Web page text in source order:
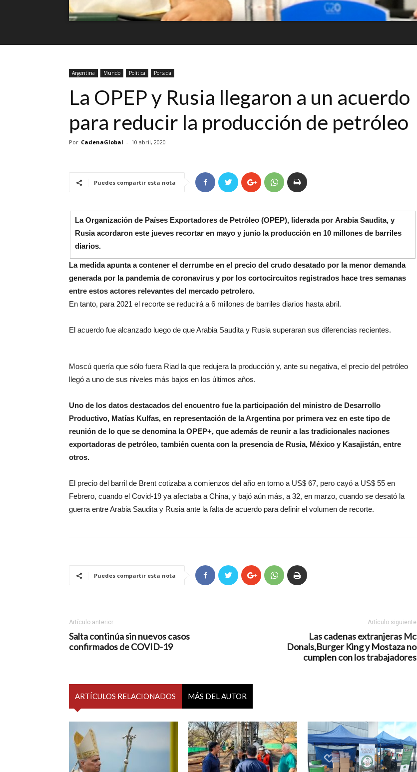
Argentina Mundo Política Portada
La OPEP y Rusia llegaron a un acuerdo
para reducir la producción de petróleo
Por CadenaGlobal - 10 abril, 2020
Puedes compartir esta nota
La Organización de Países Exportadores de Petróleo (OPEP), liderada por Arabia Saudita, y
Rusia acordaron este jueves recortar en mayo y junio la producción en 10 millones de barriles
diarios.
La medida apunta a contener el derrumbe en el precio del crudo desatado por la menor demanda
generada por la pandemia de coronavirus y por los cortocircuitos registrados hace tres semanas
entre estos actores relevantes del mercado petrolero.
En tanto, para 2021 el recorte se reducirá a 6 millones de barriles diarios hasta abril.
El acuerdo fue alcanzado luego de que Arabia Saudita y Rusia superaran sus diferencias recientes.
Moscú quería que sólo fuera Riad la que redujera la producción y, ante su negativa, el precio del petróleo
llegó a uno de sus niveles más bajos en los últimos años.
Uno de los datos destacados del encuentro fue la participación del ministro de Desarrollo
Productivo, Matías Kulfas, en representación de la Argentina por primera vez en este tipo de
reunión de lo que se denomina la OPEP+, que además de reunir a las tradicionales naciones
exportadoras de petróleo, también cuenta con la presencia de Rusia, México y Kasajistán, entre
otros.
El precio del barril de Brent cotizaba a comienzos del año en torno a US$ 67, pero cayó a US$ 55 en
Febrero, cuando el Covid-19 ya afectaba a China, y bajó aún más, a 32, en marzo, cuando se desató la
guerra entre Arabia Saudita y Rusia ante la falta de acuerdo para definir el volumen de recorte.
Puedes compartir esta nota
Artículo anterior
Salta continúa sin nuevos casos
confirmados de COVID-19
Artículo siguiente
Las cadenas extranjeras Mc
Donals,Burger King y Mostaza no
cumplen con los trabajadores
ARTÍCULOS RELACIONADOS MÁS DEL AUTOR